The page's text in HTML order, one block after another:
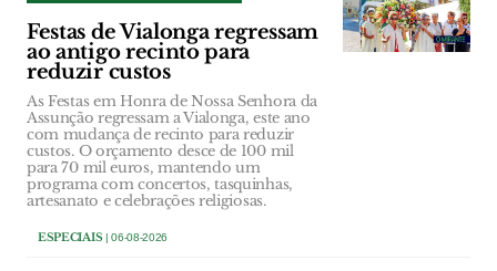
Festas de Vialonga regressam
ao antigo recinto para
reduzir custos
As Festas em Honra de Nossa Senhora da
Assunção regressam a Vialonga, este ano
com mudança de recinto para reduzir
custos. O orçamento desce de 100 mil
para 70 mil euros, mantendo um
programa com concertos, tasquinhas,
artesanato e celebrações religiosas.
ESPECIAIS| 06-08-2026